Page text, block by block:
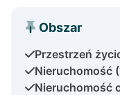
Obszar
Przestrzeń
Nieruchomość
Nieruchomość